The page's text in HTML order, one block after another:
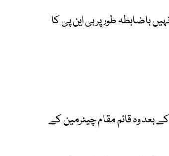
خالدہ ضیا وفات پاگئیں اور جنوری 2026 میں انہیں باضابطہ طور پر بی این پی کا
خالدہ ضیا کی قید کے بعد وہ قائم مقام چیئرمین کے